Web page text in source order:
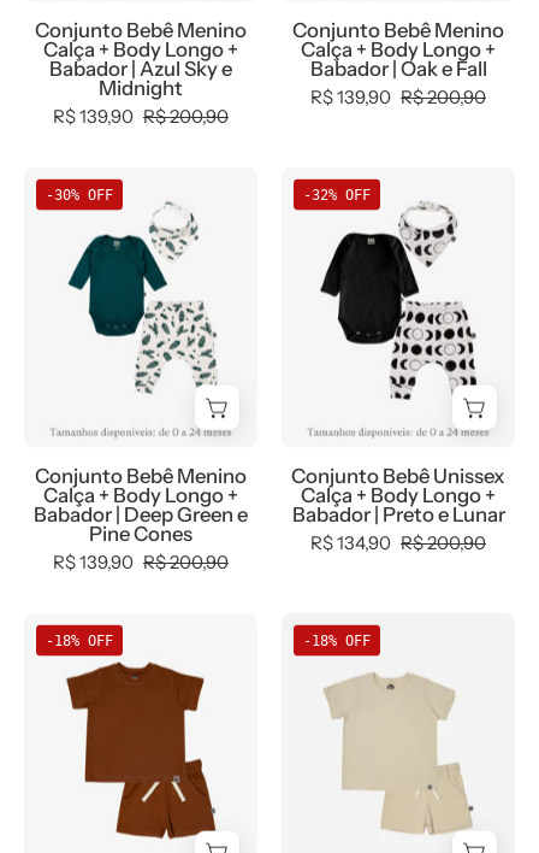
Azul
Sky
e
Midnight
Conjunto Bebê Menino
Calça + Body Longo +
Babador | Azul Sky e
Midnight
R$ 139,90 R$ 200,90
Oak
e
Fall
Conjunto Bebê Menino
Calça + Body Longo +
Babador | Oak e Fall
R$ 139,90 R$ 200,90
Bebê
Menino
Calça
+
Body
Longo
+
Babador
Deep
Green
e
Pine
-30% OFF
Conjunto Bebê Menino
Calça + Body Longo +
Babador | Deep Green e
Pine Cones
R$ 139,90 R$ 200,90
Bebê
Unissex
Calça
+
Body
Longo
+
Babador
Preto
e
Lunar
-32% OFF
Conjunto Bebê Unissex
Calça + Body Longo +
Babador | Preto e Lunar
R$ 134,90 R$ 200,90
Camiseta
Bermuda
Infantil
Menino
|
Liso
-18% OFF
e
Bermuda
Menino
Liso
-18% OFF